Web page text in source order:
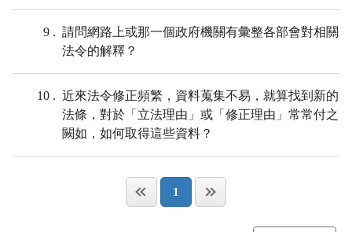
9
請問網路上或那一個政府機關有彙整各部會對相關
法令的解釋？
10
近來法令修正頻繁，資料蒐集不易，就算找到新的
法條，對於「立法理由」或「修正理由」常常付之
闕如，如何取得這些資料？
1